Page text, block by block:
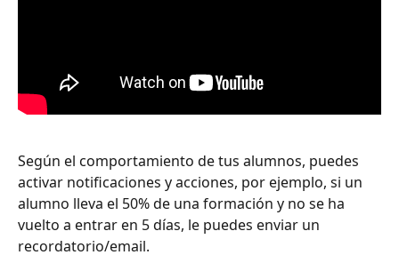
Según el comportamiento de tus alumnos, puedes
activar notificaciones y acciones, por ejemplo, si un
alumno lleva el 50% de una formación y no se ha
vuelto a entrar en 5 días, le puedes enviar un
recordatorio/email.